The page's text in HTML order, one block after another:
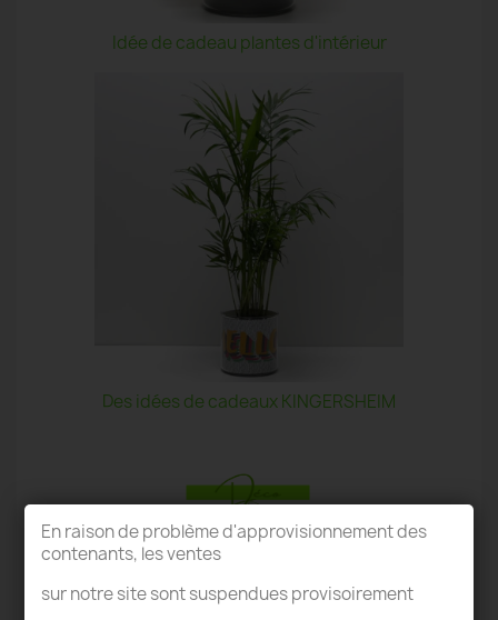
Idée de cadeau plantes d'intérieur
Des idées de cadeaux KINGERSHEIM
TERRARIUM KINGERSHEIM
En raison de problème d'approvisionnement des
contenants, les ventes
sur notre site sont suspendues provisoirement